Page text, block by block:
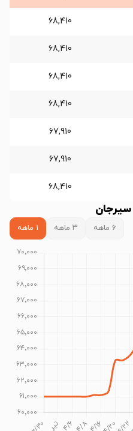
68,410
68,410
68,410
68,410
67,910
67,910
68,410
۶ ماهه ۳ ماهه ۱ ماهه